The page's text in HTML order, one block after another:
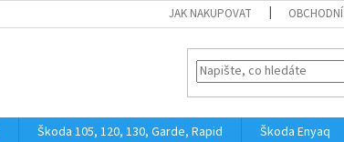
JAK NAKUPOVAT
Škoda 105, 120, 130, Garde, Rapid Škoda Enyaq